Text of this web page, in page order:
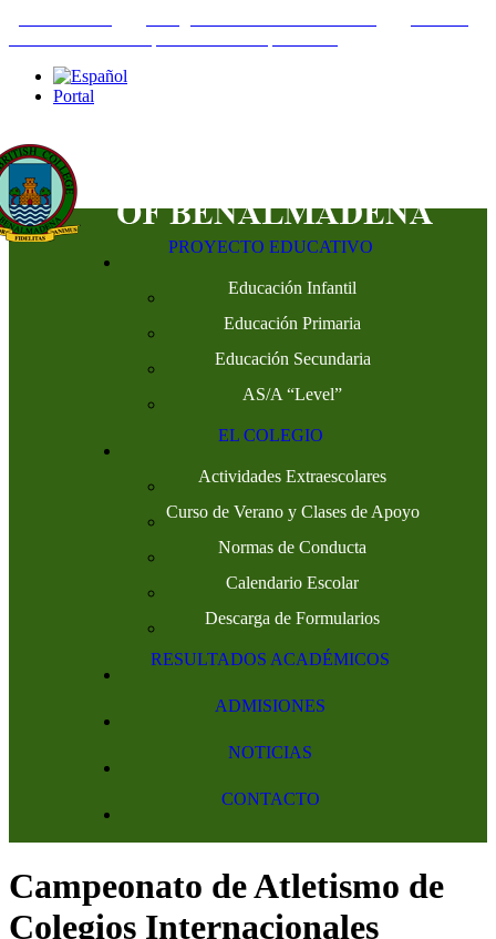
Portal
PROYECTO EDUCATIVO
Educación Infantil
Educación Primaria
Educación Secundaria
AS/A “Level”
EL COLEGIO
Actividades Extraescolares
Curso de Verano y Clases de Apoyo
Normas de Conducta
Calendario Escolar
Descarga de Formularios
RESULTADOS ACADÉMICOS
ADMISIONES
NOTICIAS
CONTACTO
Campeonato de Atletismo de
Colegios Internacionales